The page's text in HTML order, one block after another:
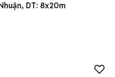
DT: 8x20m